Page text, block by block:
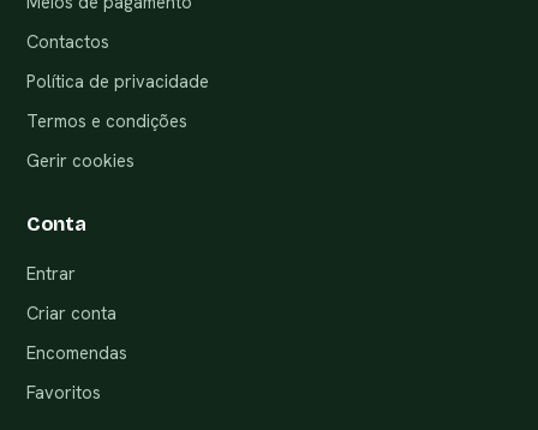
Contactos
Política de privacidade
Termos e condições
Gerir cookies
Conta
Entrar
Criar conta
Encomendas
Favoritos